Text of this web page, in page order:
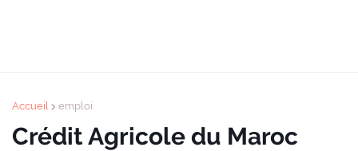
Accueil emploi
Crédit Agricole du Maroc